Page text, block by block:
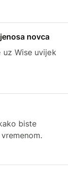
novca
uz Wise uvijek
biste